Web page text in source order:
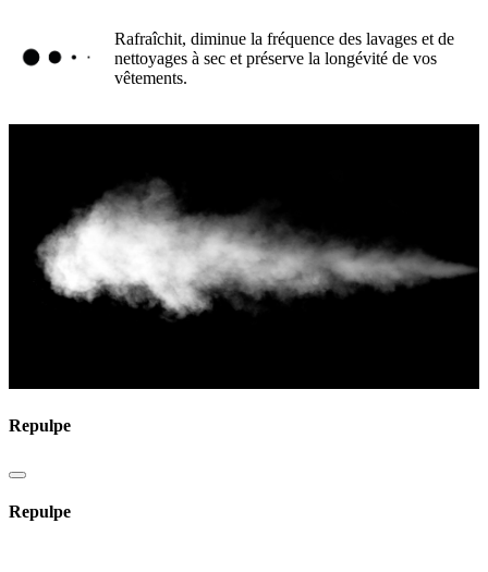
Rafraîchit, diminue la fréquence des lavages et de
nettoyages à sec et préserve la longévité de vos
vêtements.
Repulpe
Repulpe